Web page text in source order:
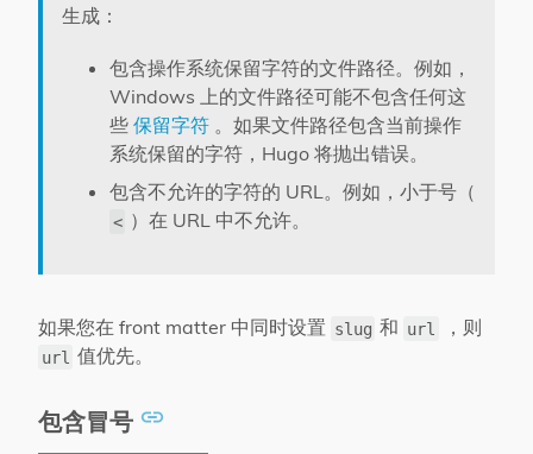
生成：
包含操作系统保留字符的文件路径。例如，
Windows 上的文件路径可能不包含任何这
些 保留字符 。如果文件路径包含当前操作
系统保留的字符，Hugo 将抛出错误。
包含不允许的字符的 URL。例如，小于号（
< ）在 URL 中不允许。
如果您在 front matter 中同时设置 slug 和 url ，则
url 值优先。
包含冒号